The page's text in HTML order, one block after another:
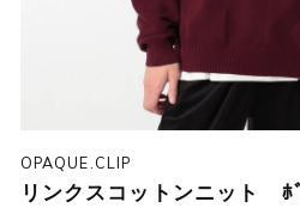
OPAQUE.CLIP
リンクスコットンニット ﾎ